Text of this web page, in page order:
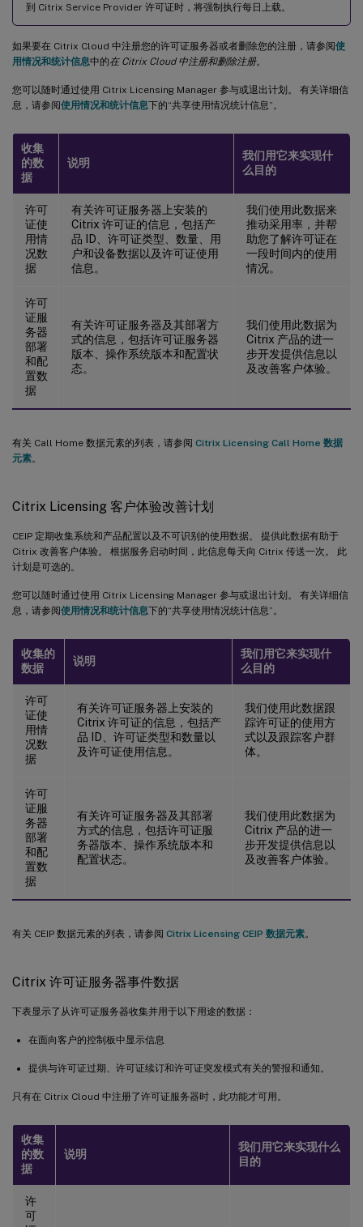
到 Citrix Service Provider 许可证时，将强制执行每日上载。
如果要在 Citrix Cloud 中注册您的许可证服务器或者删除您的注册，请参阅使
用情况和统计信息中的在 Citrix Cloud 中注册和删除注册。
您可以随时通过使用 Citrix Licensing Manager 参与或退出计划。 有关详细信
息，请参阅使用情况和统计信息下的“共享使用情况统计信息”。
收集
的数
据
说明
我们用它来实现什
么目的
许可
证使
用情
况数
据
有关许可证服务器上安装的
Citrix 许可证的信息，包括产
品 ID、许可证类型、数量、用
户和设备数据以及许可证使用
信息。
我们使用此数据来
推动采用率，并帮
助您了解许可证在
一段时间内的使用
情况。
许可
证服
务器
部署
和配
置数
据
有关许可证服务器及其部署方
式的信息，包括许可证服务器
版本、操作系统版本和配置状
态。
我们使用此数据为
Citrix 产品的进一
步开发提供信息以
及改善客户体验。
有关 Call Home 数据元素的列表，请参阅 Citrix Licensing Call Home 数据
元素。
Citrix Licensing 客户体验改善计划
CEIP 定期收集系统和产品配置以及不可识别的使用数据。 提供此数据有助于
Citrix 改善客户体验。 根据服务启动时间，此信息每天向 Citrix 传送一次。 此
计划是可选的。
您可以随时通过使用 Citrix Licensing Manager 参与或退出计划。 有关详细信
息，请参阅使用情况和统计信息下的“共享使用情况统计信息”。
收集的
数据
说明
我们用它来实现什
么目的
许可
证使
用情
况数
据
有关许可证服务器上安装的
Citrix 许可证的信息，包括产
品 ID、许可证类型和数量以
及许可证使用信息。
我们使用此数据跟
踪许可证的使用方
式以及跟踪客户群
体。
许可
证服
务器
部署
和配
置数
据
有关许可证服务器及其部署
方式的信息，包括许可证服
务器版本、操作系统版本和
配置状态。
我们使用此数据为
Citrix 产品的进一
步开发提供信息以
及改善客户体验。
有关 CEIP 数据元素的列表，请参阅 Citrix Licensing CEIP 数据元素。
Citrix 许可证服务器事件数据
下表显示了从许可证服务器收集并用于以下用途的数据：
在面向客户的控制板中显示信息
提供与许可证过期、许可证续订和许可证突发模式有关的警报和通知。
只有在 Citrix Cloud 中注册了许可证服务器时，此功能才可用。
收集
的数
据
说明
我们用它来实现什么
目的
许
可